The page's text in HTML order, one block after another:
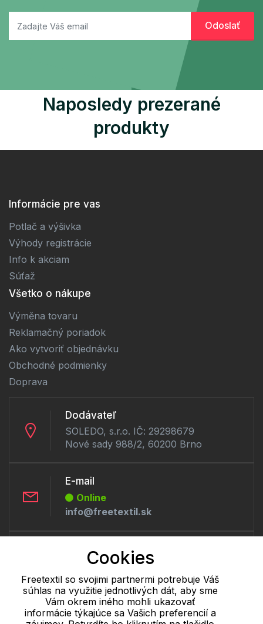
Naposledy prezerané
produkty
Informácie pre vas
Potlač a výšivka
Výhody registrácie
Info k akciam
Súťaž
Všetko o nákupe
Výměna tovaru
Reklamačný poriadok
Ako vytvoriť objednávku
Obchodné podmienky
Doprava
Dodávateľ
SOLEDO, s.r.o. IČ: 29298679
Nové sady 988/2, 60200 Brno
E-mail
Online
info@freetextil.sk
Telefón:
Offline
+421 277 270 056
Cookie - podrobné nastavenie| Ďalšie informácie|Spracovanie
Cookies
Freetextil so svojimi partnermi potrebuje Váš
súhlas na využitie jednotlivých dát, aby sme
Vám okrem iného mohli ukazovať
informácie týkajúce sa Vašich preferencií a